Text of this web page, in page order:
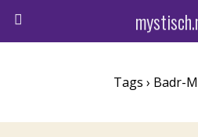
Tags › Badr-